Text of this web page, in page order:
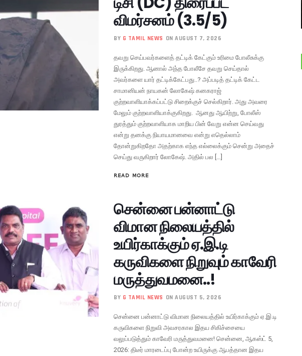
விமர்சனம் (3.5/5)
BY G TAMIL NEWS ON AUGUST 7, 2026
தவறு செய்பவர்களைத் தட்டிக் கேட்கும் உரிமை போலீசுக்கு
இருக்கிறது. ஆனால் அந்த போலீசே தவறு செய்தால்
அவர்களை யார் தட்டிக்கேட்பது..? அப்படித் தட்டிக் கேட்ட
சாமானியன் நாயகன் லோகேஷ் கனகராஜ்
குற்றவாளியாக்கப்பட்டு சிறைக்குச் செல்கிறார். அது அவரை
மேலும் குற்றவாளியாக்குகிறது. ஆனது ஆயிற்று, போலீஸ்
துரத்தும் குற்றவாளியாக மாறிய பின் வேறு என்ன செய்வது
என்று தனக்கு நியாயமானவை என்று எதெல்லாம்
தோன்றுகிறதோ அதற்காக எந்த எல்லைக்கும் சென்று அதைச்
செய்து வருகிறார் லோகேஷ். அதில் பல […]
READ MORE
சென்னை பன்னாட்டு
விமான நிலையத்தில்
உயிர்காக்கும் ஏ.இ.டி
கருவிகளை நிறுவும் காவேரி
மருத்துவமனை..!
BY G TAMIL NEWS ON AUGUST 5, 2026
சென்னை பன்னாட்டு விமான நிலையத்தில் உயிர்காக்கும் ஏ.இ.டி
கருவிகளை நிறுவி அவசரகால இதய சிகிச்சையை
வலுப்படுத்தும் காவேரி மருத்துவமனை! சென்னை, ஆகஸ்ட் 5,
2026: திடீர் மாரடைப்பு போன்ற உயிருக்கு ஆபத்தான இதய